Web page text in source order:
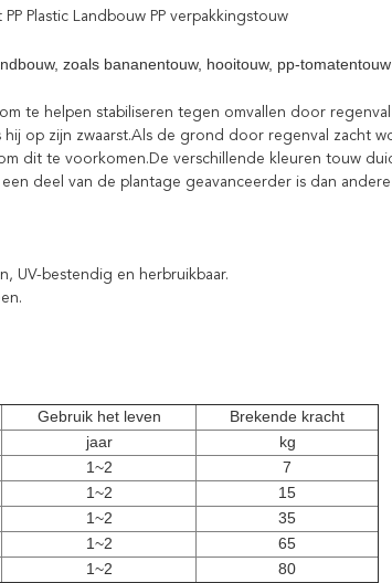
Plastic Landbouw PP verpakkingstouw
zoals bananentouw, hooitouw, pp-
te helpen stabiliseren tegen omvallen door
op zijn zwaarst.Als de grond door regenval zacht
dit te voorkomen.De verschillende kleuren touw
deel van de plantage geavanceerder is dan
UV-bestendig en herbruikbaar.
Gebruik het leven
Brekende kracht
jaar
kg
1~2
7
1~2
15
1~2
35
1~2
65
1~2 80